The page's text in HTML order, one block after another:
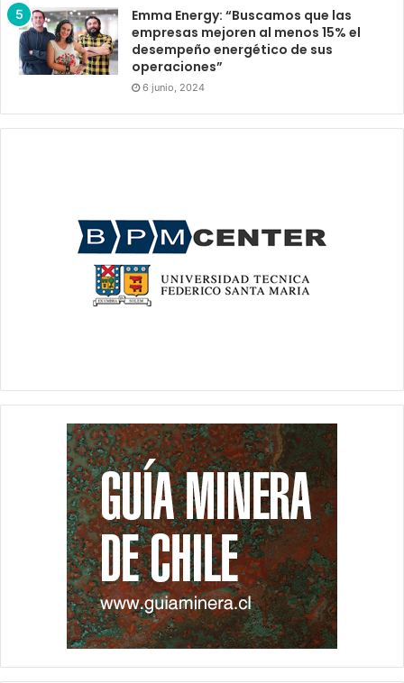
Emma Energy: “Buscamos que las
empresas mejoren al menos 15% el
desempeño energético de sus
operaciones”
6 junio, 2024